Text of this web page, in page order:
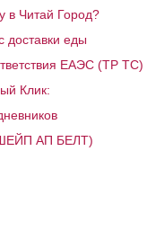
в Читай Город?
доставки еды
ЕАЭС (ТР ТС)
Клик:
АП БЕЛТ)